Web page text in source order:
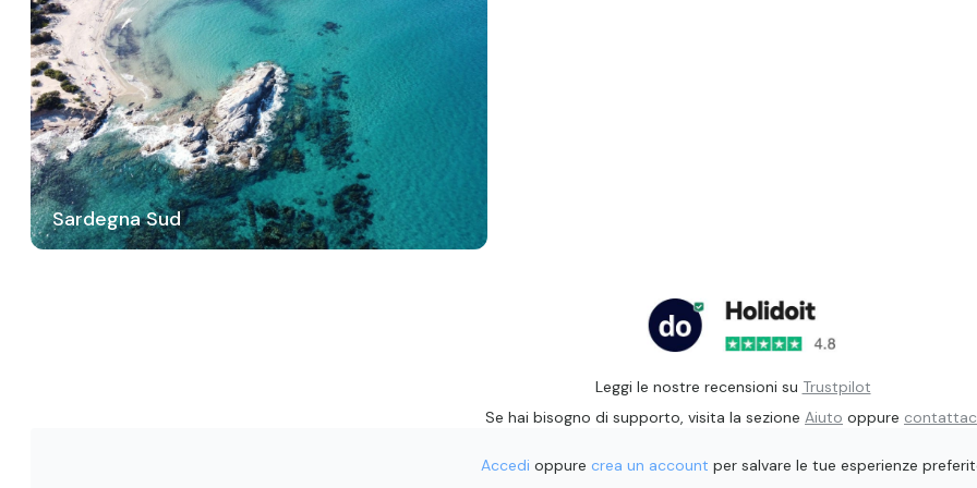
Sardegna Sud
Leggi le nostre recensioni su Trustpilot
Se hai bisogno di supporto, visita la sezione Aiuto oppure
Accedi oppure crea un account per salvare le tue esperienze